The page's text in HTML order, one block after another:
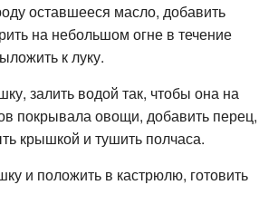
оставшееся масло, добавить
на небольшом огне в течение
к луку.
залить водой так, чтобы она на
покрывала овощи, добавить перец,
крышкой и тушить полчаса.
и положить в кастрюлю, готовить